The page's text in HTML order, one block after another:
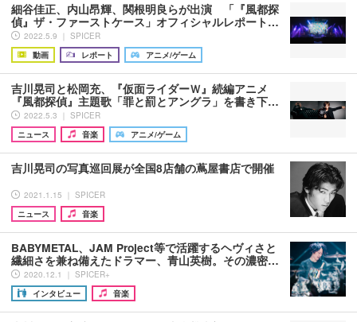
細谷佳正、内山昂輝、関根明良らが出演 「『風都探
偵』ザ・ファーストケース」オフィシャルレポート…
2022.5.9 ｜ SPICER
動画
レポート アニメ/ゲーム
吉川晃司と松岡充、『仮面ライダーＷ』続編アニメ
『風都探偵』主題歌「罪と罰とアングラ」を書き下…
2022.5.3 ｜ SPICER
ニュース
音楽 アニメ/ゲーム
吉川晃司の写真巡回展が全国8店舗の蔦屋書店で開催
2021.1.15 ｜ SPICER
ニュース
音楽
BABYMETAL、JAM Project等で活躍するヘヴィさと
繊細さを兼ね備えたドラマー、青山英樹。その濃密…
2020.12.1 ｜ SPICER+
インタビュー
音楽